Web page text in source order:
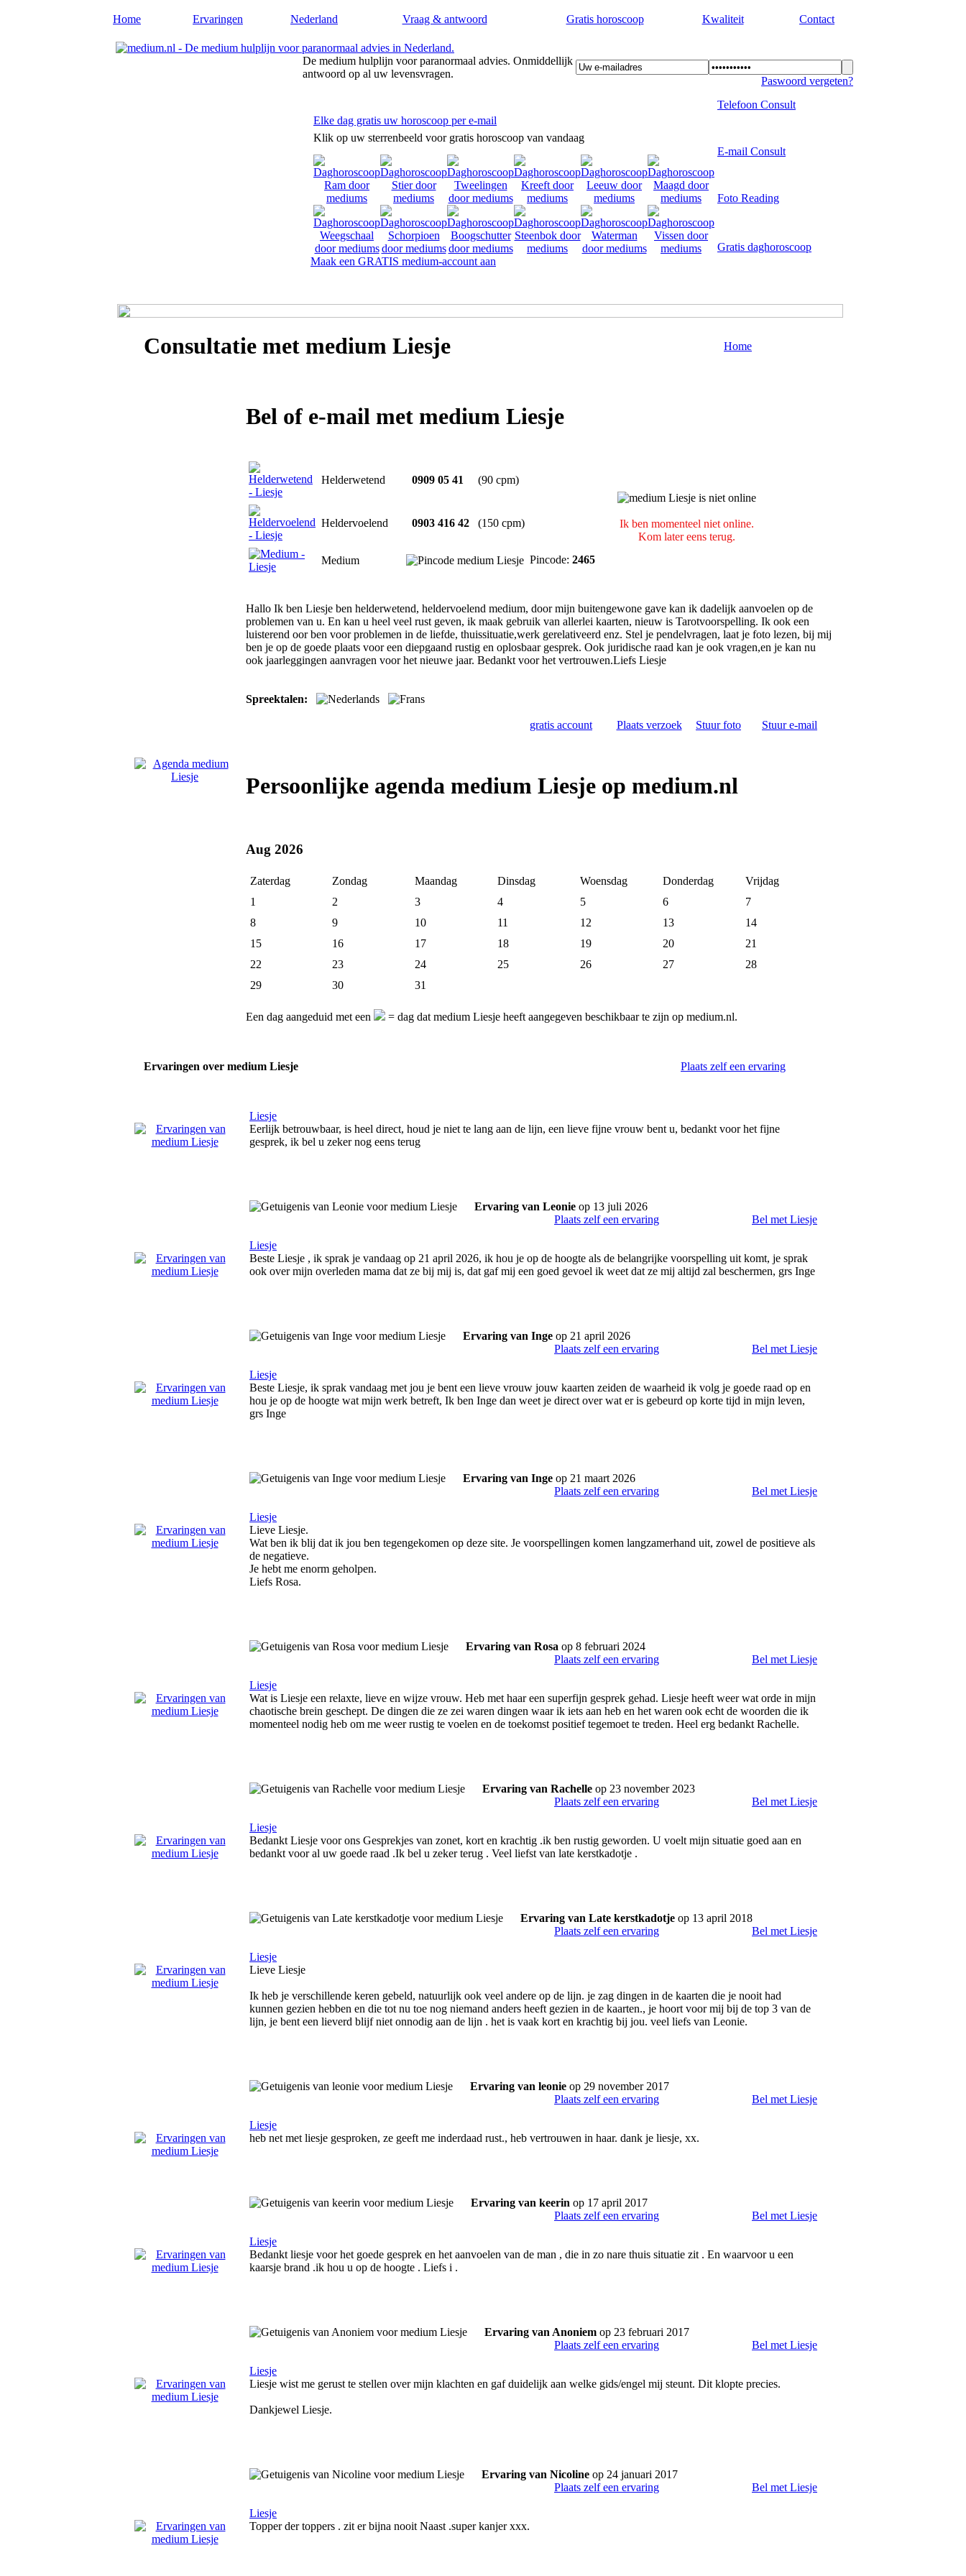
Home Ervaringen Nederland Vraag & antwoord Gratis horoscoop Kwaliteit Contact
De medium hulplijn voor paranormaal advies. Onmiddellijk
antwoord op al uw levensvragen.
Paswoord vergeten?
Elke dag gratis uw horoscoop per e-mail
Klik op uw sterrenbeeld voor gratis horoscoop van vandaag
Maak een GRATIS medium-account aan
Telefoon Consult
E-mail Consult
Foto Reading
Gratis daghoroscoop
Consultatie met medium Liesje Home
Bel of e-mail met medium Liesje
Helderwetend 0909 05 41 (90 cpm)
Ik ben momenteel niet online.
Kom later eens terug.
Heldervoelend 0903 416 42 (150 cpm)
Medium Pincode: 2465
Hallo Ik ben Liesje ben helderwetend, heldervoelend medium, door mijn buitengewone gave kan ik dadelijk aanvoelen op de
problemen van u. En kan u heel veel rust geven, ik maak gebruik van allerlei kaarten, nieuw is Tarotvoorspelling. Ik ook een
luisterend oor ben voor problemen in de liefde, thuissituatie,werk gerelativeerd enz. Stel je pendelvragen, laat je foto lezen, bij mij
ben je op de goede plaats voor een diepgaand rustig en oplosbaar gesprek. Ook juridische raad kan je ook vragen,en je kan nu
ook jaarleggingen aanvragen voor het nieuwe jaar. Bedankt voor het vertrouwen.Liefs Liesje
Spreektalen:
gratis account Plaats verzoek Stuur foto Stuur e-mail
Persoonlijke agenda medium Liesje op medium.nl
Aug 2026
Zaterdag Zondag Maandag Dinsdag Woensdag Donderdag
Vrijdag
1
2 3 4 5 6
7
8
9 10 11 12 13
14
15
16 17 18 19 20
21
22
23 24 25 26 27
28
29
30 31
Een dag aangeduid met een = dag dat medium Liesje heeft aangegeven beschikbaar te zijn op medium.nl.
Ervaringen over medium Liesje Plaats zelf een ervaring
Liesje
Eerlijk betrouwbaar, is heel direct, houd je niet te lang aan de lijn, een lieve fijne vrouw bent u, bedankt voor het fijne
gesprek, ik bel u zeker nog eens terug
Ervaring van Leonie op 13 juli 2026
Plaats zelf een ervaring
Bel met Liesje
Liesje
Beste Liesje , ik sprak je vandaag op 21 april 2026, ik hou je op de hoogte als de belangrijke voorspelling uit komt, je sprak
ook over mijn overleden mama dat ze bij mij is, dat gaf mij een goed gevoel ik weet dat ze mij altijd zal beschermen, grs Inge
Ervaring van Inge op 21 april 2026
Plaats zelf een ervaring
Bel met Liesje
Liesje
Beste Liesje, ik sprak vandaag met jou je bent een lieve vrouw jouw kaarten zeiden de waarheid ik volg je goede raad op en
hou je op de hoogte wat mijn werk betreft, Ik ben Inge dan weet je direct over wat er is gebeurd op korte tijd in mijn leven,
grs Inge
Ervaring van Inge op 21 maart 2026
Plaats zelf een ervaring
Bel met Liesje
Liesje
Lieve Liesje.
Wat ben ik blij dat ik jou ben tegengekomen op deze site. Je voorspellingen komen langzamerhand uit, zowel de positieve als
de negatieve.
Je hebt me enorm geholpen.
Liefs Rosa.
Ervaring van Rosa op 8 februari 2024
Plaats zelf een ervaring
Bel met Liesje
Liesje
Wat is Liesje een relaxte, lieve en wijze vrouw. Heb met haar een superfijn gesprek gehad. Liesje heeft weer wat orde in mijn
chaotische brein geschept. De dingen die ze zei waren dingen waar ik iets aan heb en het waren ook echt de woorden die ik
momenteel nodig heb om me weer rustig te voelen en de toekomst positief tegemoet te treden. Heel erg bedankt Rachelle.
Ervaring van Rachelle op 23 november 2023
Plaats zelf een ervaring
Bel met Liesje
Liesje
Bedankt Liesje voor ons Gesprekjes van zonet, kort en krachtig .ik ben rustig geworden. U voelt mijn situatie goed aan en
bedankt voor al uw goede raad .Ik bel u zeker terug . Veel liefst van late kerstkadotje .
Ervaring van Late kerstkadotje op 13 april 2018
Plaats zelf een ervaring
Bel met Liesje
Liesje
Lieve Liesje
Ik heb je verschillende keren gebeld, natuurlijk ook veel andere op de lijn. je zag dingen in de kaarten die je nooit had
kunnen gezien hebben en die tot nu toe nog niemand anders heeft gezien in de kaarten., je hoort voor mij bij de top 3 van de
lijn, je bent een lieverd blijf niet onnodig aan de lijn . het is vaak kort en krachtig bij jou. veel liefs van Leonie.
Ervaring van leonie op 29 november 2017
Plaats zelf een ervaring
Bel met Liesje
Liesje
heb net met liesje gesproken, ze geeft me inderdaad rust., heb vertrouwen in haar. dank je liesje, xx.
Ervaring van keerin op 17 april 2017
Plaats zelf een ervaring
Bel met Liesje
Liesje
Bedankt liesje voor het goede gesprek en het aanvoelen van de man , die in zo nare thuis situatie zit . En waarvoor u een
kaarsje brand .ik hou u op de hoogte . Liefs i .
Ervaring van Anoniem op 23 februari 2017
Plaats zelf een ervaring
Bel met Liesje
Liesje
Liesje wist me gerust te stellen over mijn klachten en gaf duidelijk aan welke gids/engel mij steunt. Dit klopte precies.
Dankjewel Liesje.
Ervaring van Nicoline op 24 januari 2017
Plaats zelf een ervaring
Bel met Liesje
Liesje
Topper der toppers . zit er bijna nooit Naast .super kanjer xxx.